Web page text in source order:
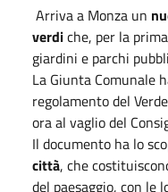
Arriva a Monza un
verdiche, per la
giardini e parchi
La Giunta Comunale
regolamento del
ora al vaglio del
Il documento ha lo
città, che
del paesaggio, con le